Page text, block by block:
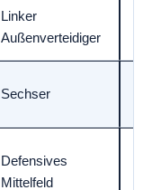
Linker
Außenverteidiger
Sechser
Defensives
Mittelfeld